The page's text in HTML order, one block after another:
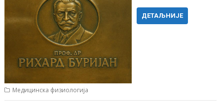
ДЕТАЉНИЈЕ
Медицинска физиологија